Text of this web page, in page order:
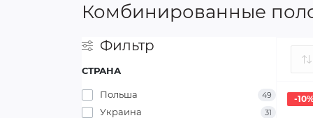
Комбинированные
Фильтр
СТРАНА
Польша 49
Украина 31
-